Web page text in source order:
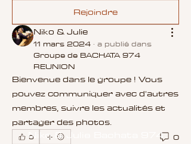
Rejoindre
Niko & Julie
11 mars 2024 · a publié dans
Groupe de BACHATA 974
REUNION
Bienvenue dans le groupe ! Vous
pouvez communiquer avec d'autres
membres, suivre les actualités et
partager des photos.
0 0
Niko & Julie Bachata 974